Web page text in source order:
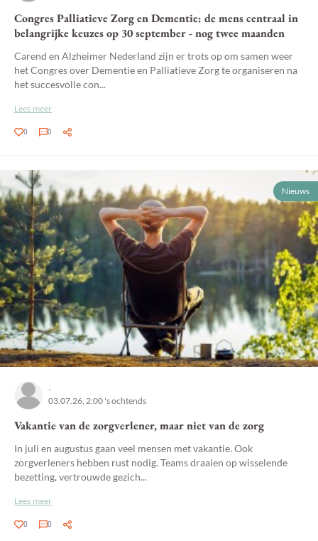
Congres Palliatieve Zorg en Dementie: de mens centraal in
belangrijke keuzes op 30 september - nog twee maanden
Carend en Alzheimer Nederland zijn er trots op om samen weer
het Congres over Dementie en Palliatieve Zorg te organiseren na
het succesvolle con...
Lees meer
0 0
Nieuws
-
03.07.26, 2:00 's ochtends
Vakantie van de zorgverlener, maar niet van de zorg
In juli en augustus gaan veel mensen met vakantie. Ook
zorgverleners hebben rust nodig. Teams draaien op wisselende
bezetting, vertrouwde gezich...
Lees meer
0 0